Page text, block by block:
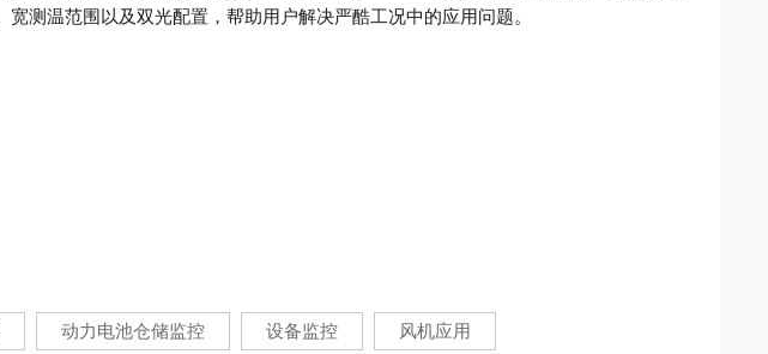
测温范围以及双光配置，帮助用户解决严酷工况中的应用问题。
动力电池仓储监控 设备监控 风机应用